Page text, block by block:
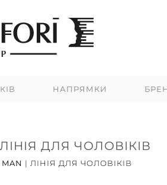
НАПРЯМКИ
ЛІНІЯ ДЛЯ ЧОЛОВІКІВ
MAN | ЛІНІЯ ДЛЯ ЧОЛОВІКІВ